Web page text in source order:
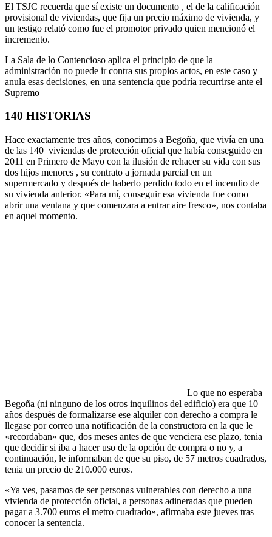
El TSJC recuerda que sí existe un documento , el de la calificación
provisional de viviendas, que fija un precio máximo de vivienda, y
un testigo relató como fue el promotor privado quien mencionó el
incremento.
La Sala de lo Contencioso aplica el principio de que la
administración no puede ir contra sus propios actos, en este caso y
anula esas decisiones, en una sentencia que podría recurrirse ante el
Supremo
140 HISTORIAS
Hace exactamente tres años, conocimos a Begoña, que vivía en una
de las 140 viviendas de protección oficial que había conseguido en
2011 en Primero de Mayo con la ilusión de rehacer su vida con sus
dos hijos menores , su contrato a jornada parcial en un
supermercado y después de haberlo perdido todo en el incendio de
su vivienda anterior. «Para mí, conseguir esa vivienda fue como
abrir una ventana y que comenzara a entrar aire fresco», nos contaba
en aquel momento.
Lo que no esperaba
Begoña (ni ninguno de los otros inquilinos del edificio) era que 10
años después de formalizarse ese alquiler con derecho a compra le
llegase por correo una notificación de la constructora en la que le
«recordaban» que, dos meses antes de que venciera ese plazo, tenia
que decidir si iba a hacer uso de la opción de compra o no y, a
continuación, le informaban de que su piso, de 57 metros cuadrados,
tenia un precio de 210.000 euros.
«Ya ves, pasamos de ser personas vulnerables con derecho a una
vivienda de protección oficial, a personas adineradas que pueden
pagar a 3.700 euros el metro cuadrado», afirmaba este jueves tras
conocer la sentencia.